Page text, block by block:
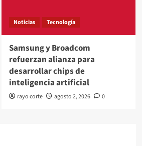
Noticias Tecnología
Samsung y Broadcom
refuerzan alianza para
desarrollar chips de
inteligencia artificial
rayo corte agosto 2, 2026 0